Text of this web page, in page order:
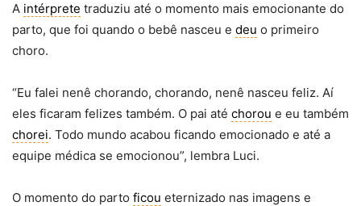
A intérprete traduziu até o momento mais emocionante do
parto, que foi quando o bebê nasceu e deu o primeiro
choro.
“Eu falei nenê chorando, chorando, nenê nasceu feliz. Aí
eles ficaram felizes também. O pai até chorou e eu também
chorei. Todo mundo acabou ficando emocionado e até a
equipe médica se emocionou”, lembra Luci.
O momento do parto ficou eternizado nas imagens e